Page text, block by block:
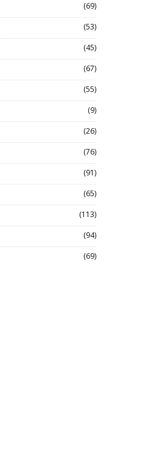
(69)
(53)
(45)
(67)
(55)
(9)
(26)
(76)
(91)
(65)
(113)
(94)
(69)